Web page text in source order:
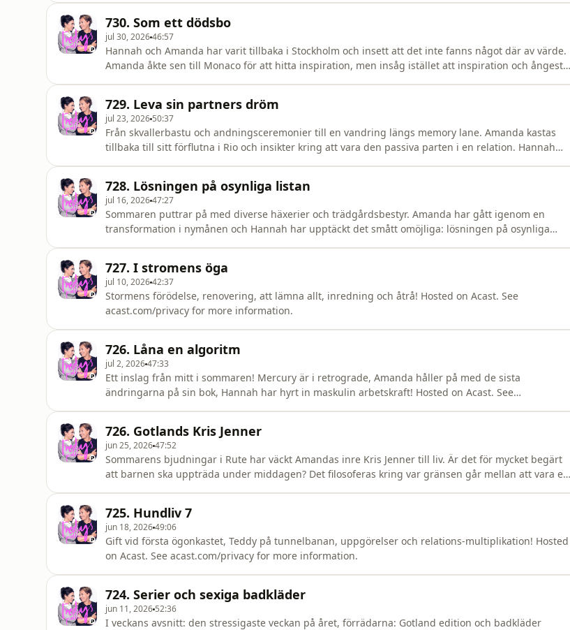
730. Som ett dödsbo
jul 30, 202646:57
Hannah och Amanda har varit tillbaka i Stockholm och insett att det inte fanns något där av värde.
Amanda åkte sen till Monaco för att hitta inspiration, men insåg istället att inspiration och ångest
729. Leva sin partners dröm
jul 23, 2026 50:37
Från skvallerbastu och andningsceremonier till en vandring längs memory lane. Amanda kastas
tillbaka till sitt förflutna i Rio och insikter kring att vara den passiva parten i en relation. Hannah
728. Lösningen på osynliga listan
jul 16, 202647:27
Sommaren puttrar på med diverse häxerier och trädgårdsbestyr. Amanda har gått igenom en
transformation i nymånen och Hannah har upptäckt det smått omöjliga: lösningen på osynliga
727. I stromens öga
jul 10, 202642:37
Stormens förödelse, renovering, att lämna allt, inredning och åtrå! Hosted on Acast. See
acast.com/privacy for more information.
726. Låna en algoritm
jul 2, 202647:33
Ett inslag från mitt i sommaren! Mercury är i retrograde, Amanda håller på med de sista
ändringarna på sin bok, Hannah har hyrt in maskulin arbetskraft! Hosted on Acast. See
726. Gotlands Kris Jenner
jun 25, 202647:52
Sommarens bjudningar i Rute har väckt Amandas inre Kris Jenner till liv. Är det för mycket begärt
att barnen ska uppträda under middagen? Det filosoferas kring var gränsen går mellan att vara en
725. Hundliv 7
jun 18, 202649:06
Gift vid första ögonkastet, Teddy på tunnelbanan, uppgörelser och relations-multiplikation! Hosted
on Acast. See acast.com/privacy for more information.
724. Serier och sexiga badkläder
jun 11, 2026 52:36
I veckans avsnitt: den stressigaste veckan på året, förrädarna: Gotland edition och badkläder